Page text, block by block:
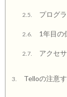
2.5. プログ
2.6. 1年目の
2.7. アクセ
3. Telloの注意